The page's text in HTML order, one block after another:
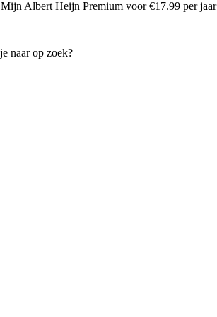
Mijn Albert Heijn Premium voor €17.99 per jaar